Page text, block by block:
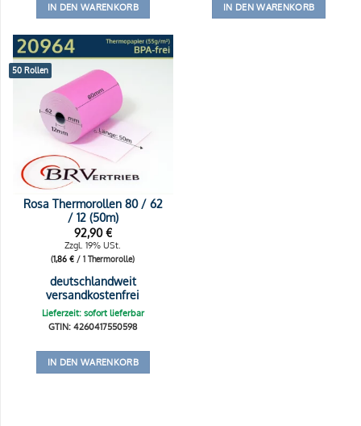
IN DEN WARENKORB IN DEN WARENKORB
50 Rollen
Rosa Thermorollen 80 / 62
/ 12 (50m)
92,90€
Zzgl. 19% USt.
(1,86€ / 1 Thermorolle)
deutschlandweit
versandkostenfrei
Lieferzeit: sofort lieferbar
GTIN: 4260417550598
IN DEN WARENKORB